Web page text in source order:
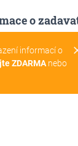
o
informací o
ZDARMAnebo